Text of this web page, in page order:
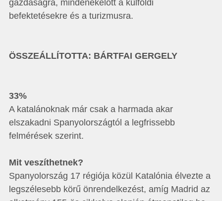
gazdaságra, mindenekelőtt a külföldi
befektetésekre és a turizmusra.
ÖSSZEÁLLÍTOTTA: BÁRTFAI GERGELY
33%
A katalánoknak már csak a harmada akar
elszakadni Spanyolországtól a legfrissebb
felmérések szerint.
Mit veszíthetnek?
Spanyolország 17 régiója közül Katalónia élvezte a
legszélesebb körű önrendelkezést, amíg Madrid az